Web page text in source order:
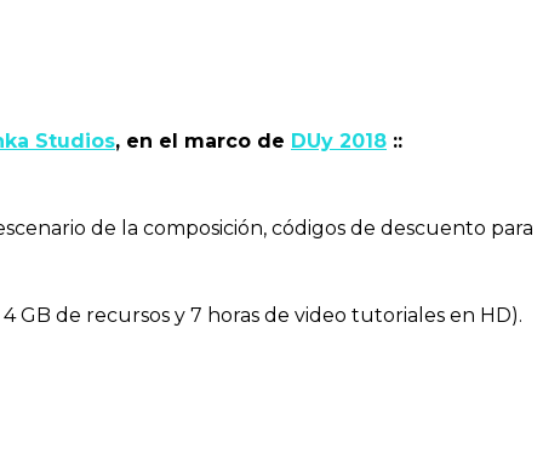
Studios, en el marco de DUy 2018 ::
de la composición, códigos de descuento para
GB de recursos y 7 horas de video tutoriales en HD).